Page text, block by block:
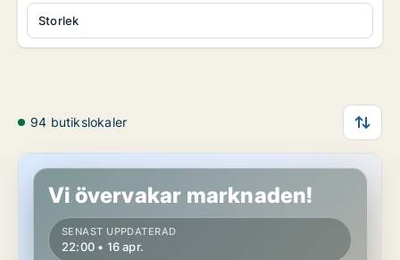
Storlek
94 butikslokaler
Butikslokal i Eskilstuna
Vi övervakar marknaden!
SENAST UPPDATERAD
22:00 • 16 apr.